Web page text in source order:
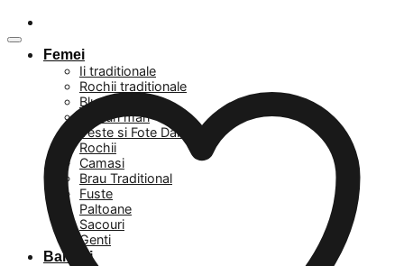
Femei
Ii traditionale
Rochii traditionale
Bluze
Masuri mari
Veste si Fote Dama
Rochii
Camasi
Brau Traditional
Fuste
Paltoane
Sacouri
Genti
Barbati